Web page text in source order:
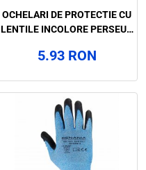
OCHELARI DE PROTECTIE CU
LENTILE INCOLORE PERSEUS
5.93 RON